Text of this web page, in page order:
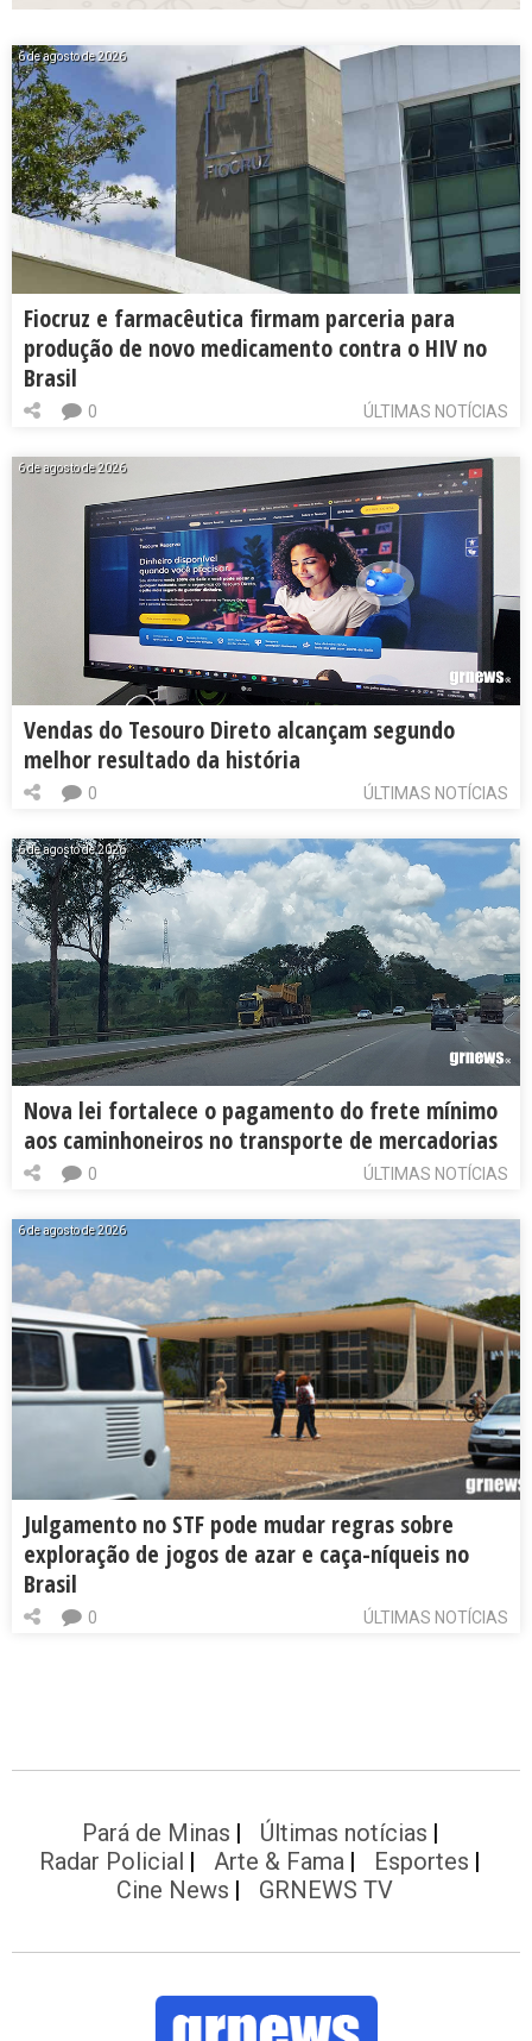
6 de agosto de 2026
Fiocruz e farmacêutica firmam parceria para
produção de novo medicamento contra o HIV no
Brasil
ÚLTIMAS NOTÍCIAS
0
6 de agosto de 2026
Vendas do Tesouro Direto alcançam segundo
melhor resultado da história
ÚLTIMAS NOTÍCIAS
0
6 de agosto de 2026
Nova lei fortalece o pagamento do frete mínimo
aos caminhoneiros no transporte de mercadorias
ÚLTIMAS NOTÍCIAS
0
6 de agosto de 2026
Julgamento no STF pode mudar regras sobre
exploração de jogos de azar e caça-níqueis no
Brasil
ÚLTIMAS NOTÍCIAS
0
Pará de Minas
Últimas notícias
Radar Policial
Arte & Fama
Esportes
Cine News
GRNEWS TV